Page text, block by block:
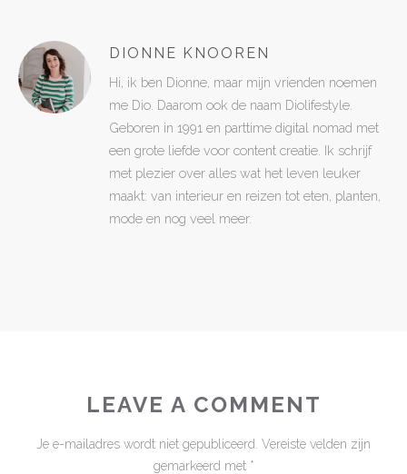
DIONNE KNOOREN
Hi, ik ben Dionne, maar mijn vrienden noemen
me Dio. Daarom ook de naam Diolifestyle.
Geboren in 1991 en parttime digital nomad met
een grote liefde voor content creatie. Ik schrijf
met plezier over alles wat het leven leuker
maakt: van interieur en reizen tot eten, planten,
mode en nog veel meer.
LEAVE A COMMENT
Je e-mailadres wordt niet gepubliceerd. Vereiste velden zijn
gemarkeerd met *